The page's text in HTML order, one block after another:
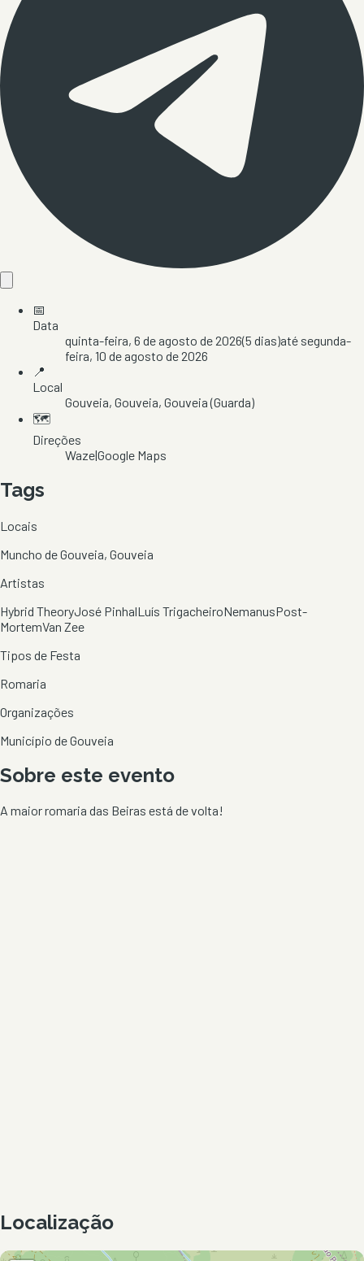
📅
Data
quinta-feira, 6 de agosto de 2026(5 dias)até segunda-
feira, 10 de agosto de 2026
📍
Local
Gouveia, Gouveia, Gouveia(Guarda)
🗺️
Direções
Waze|Google Maps
Tags
Locais
Muncho de Gouveia, Gouveia
Artistas
Hybrid TheoryJosé PinhalLuís TrigacheiroNemanusPost-
MortemVan Zee
Tipos de Festa
Romaria
Organizações
Município de Gouveia
Sobre este evento
A maior romaria das Beiras está de volta!
Localização